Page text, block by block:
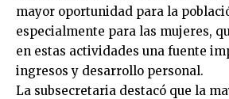
mayor oportunidad para la
especialmente para las mujeres,
en estas actividades una fuente
ingresos y desarrollo personal.
La subsecretaria destacó que la